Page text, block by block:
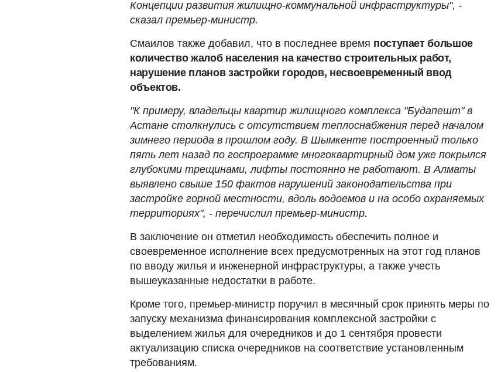
Концепции развития жилищно-коммунальной инфраструктуры", -
сказал премьер-министр.
Смаилов также добавил, что в последнее время поступает большое
количество жалоб населения на качество строительных работ,
нарушение планов застройки городов, несвоевременный ввод
объектов.
"К примеру, владельцы квартир жилищного комплекса "Будапешт" в
Астане столкнулись с отсутствием теплоснабжения перед началом
зимнего периода в прошлом году. В Шымкенте построенный только
пять лет назад по госпрограмме многоквартирный дом уже покрылся
глубокими трещинами, лифты постоянно не работают. В Алматы
выявлено свыше 150 фактов нарушений законодательства при
застройке горной местности, вдоль водоемов и на особо охраняемых
территориях", - перечислил премьер-министр.
️В заключение он отметил необходимость обеспечить полное и
своевременное исполнение всех предусмотренных на этот год планов
по вводу жилья и инженерной инфраструктуры, а также учесть
вышеуказанные недостатки в работе.
Кроме того, премьер-министр поручил в месячный срок принять меры по
запуску механизма финансирования комплексной застройки с
выделением жилья для очередников и до 1 сентября провести
актуализацию списка очередников на соответствие установленным
требованиям.